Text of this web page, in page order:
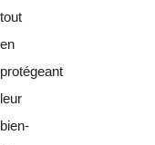
tout
en
protégeant
leur
bien-